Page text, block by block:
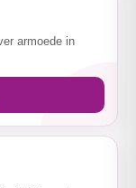
armoede in